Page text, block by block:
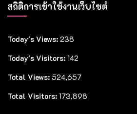
สถิติการเข้าใช้งานเว็บไซต์
Today's Views: 238
Today's Visitors: 142
Total Views: 524,657
Total Visitors: 173,898